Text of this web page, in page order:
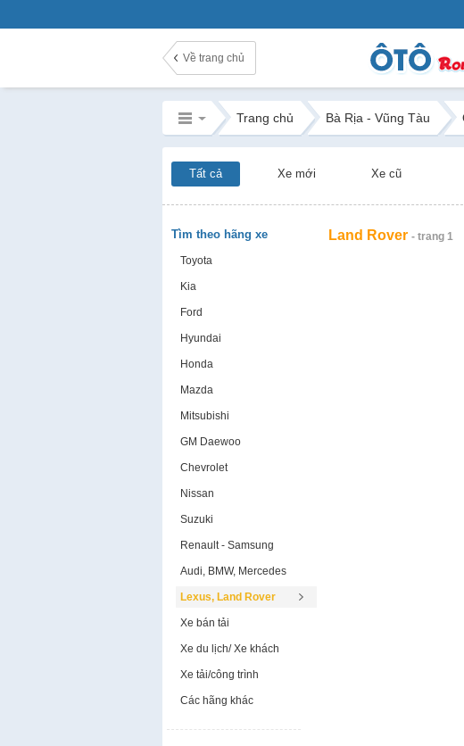
Về trang chủ
Trang chủ Bà Rịa - Vũng Tàu
Tất cả Xe mới Xe cũ
Tìm theo hãng xe
Toyota
Kia
Ford
Hyundai
Honda
Mazda
Mitsubishi
GM Daewoo
Chevrolet
Nissan
Suzuki
Renault - Samsung
Audi, BMW, Mercedes
Lexus, Land Rover
Xe bán tải
Xe du lịch/ Xe khách
Xe tải/công trình
Các hãng khác
Land Rover - trang 1